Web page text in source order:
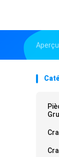
Aperçu